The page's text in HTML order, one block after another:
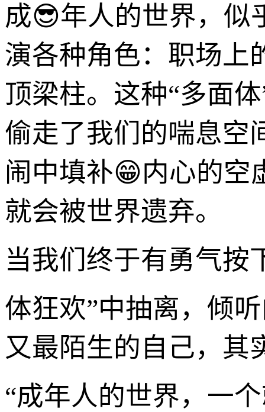
成😎年人的世界，似
演各种角色：职场上
顶梁柱。这种“多面
偷走了我们的喘息空
闹中填补😁内心的空
就会被世界遗弃。
当我们终于有勇气按
体狂欢”中抽离，倾
又最陌生的自己，其
“成年人的世界，一